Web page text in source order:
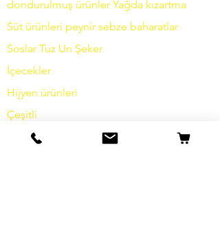
dondurulmuş ürünler Yağda kızartma
Süt ürünleri peynir sebze baharatlar
Soslar Tuz Un Şeker
İçecekler
Hijyen ürünleri
Çeşitli
bilgi